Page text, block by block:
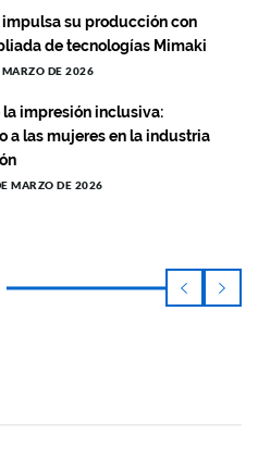
impulsa su producción con
de tecnologías Mimaki
MARZO DE 2026
la impresión inclusiva:
a las mujeres en la industria
MARZO DE 2026